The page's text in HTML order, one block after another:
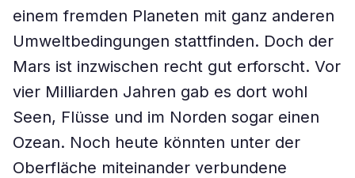
einem fremden Planeten mit ganz anderen
Umweltbedingungen stattfinden. Doch der
Mars ist inzwischen recht gut erforscht. Vor
vier Milliarden Jahren gab es dort wohl
Seen, Flüsse und im Norden sogar einen
Ozean. Noch heute könnten unter der
Oberfläche miteinander verbundene